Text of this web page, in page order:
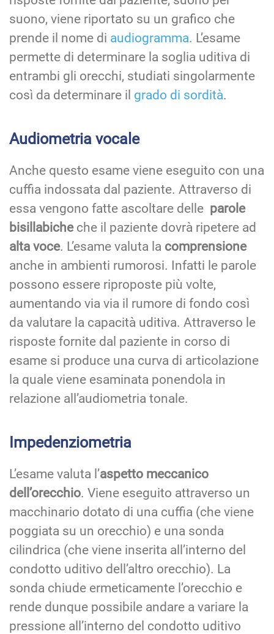
suono, viene riportato su un grafico che
prende il nome di audiogramma. L’esame
permette di determinare la soglia uditiva di
entrambi gli orecchi, studiati singolarmente
così da determinare il grado di sordità.
Audiometria vocale
Anche questo esame viene eseguito con una
cuffia indossata dal paziente. Attraverso di
essa vengono fatte ascoltare delle parole
bisillabicheche il paziente dovrà ripetere ad
alta voce. L’esame valuta la comprensione
anche in ambienti rumorosi. Infatti le parole
possono essere riproposte più volte,
aumentando via via il rumore di fondo così
da valutare la capacità uditiva. Attraverso le
risposte fornite dal paziente in corso di
esame si produce una curva di articolazione
la quale viene esaminata ponendola in
relazione all’audiometria tonale.
Impedenziometria
L’esame valuta l’aspetto meccanico
dell’orecchio. Viene eseguito attraverso un
macchinario dotato di una cuffia (che viene
poggiata su un orecchio) e una sonda
cilindrica (che viene inserita all’interno del
condotto uditivo dell’altro orecchio). La
sonda chiude ermeticamente l’orecchio e
rende dunque possibile andare a variare la
pressione all’interno del condotto uditivo